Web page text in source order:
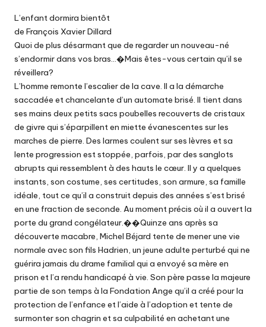
L’enfant dormira bientôt
de François Xavier Dillard
Quoi de plus désarmant que de regarder un nouveau-né
s’endormir dans vos bras…�Mais êtes-vous certain qu’il se
réveillera?
L’homme remonte l’escalier de la cave. Il a la démarche
saccadée et chancelante d’un automate brisé. Il tient dans
ses mains deux petits sacs poubelles recouverts de cristaux
de givre qui s’éparpillent en miette évanescentes sur les
marches de pierre. Des larmes coulent sur ses lèvres et sa
lente progression est stoppée, parfois, par des sanglots
abrupts qui ressemblent à des hauts le cœur. Il y a quelques
instants, son costume, ses certitudes, son armure, sa famille
idéale, tout ce qu’il a construit depuis des années s’est brisé
en une fraction de seconde. Au moment précis où il a ouvert la
porte du grand congélateur.��Quinze ans après sa
découverte macabre, Michel Béjard tente de mener une vie
normale avec son fils Hadrien, un jeune adulte perturbé qui ne
guérira jamais du drame familial qui a envoyé sa mère en
prison et l’a rendu handicapé à vie. Son père passe la majeure
partie de son temps à la Fondation Ange qu’il a créé pour la
protection de l’enfance et l’aide à l’adoption et tente de
surmonter son chagrin et sa culpabilité en achetant une